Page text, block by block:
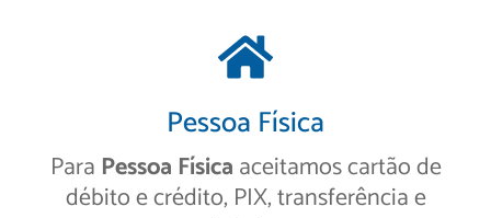
Pessoa Física
Para Pessoa Físicaaceitamos cartão de
débito e crédito, PIX, transferência e